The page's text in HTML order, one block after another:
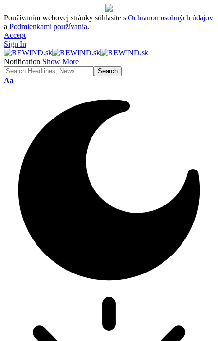
Používaním webovej stránky súhlasíte s Ochranou osobných údajov
a Podmienkami používania.
Accept
Sign In
Notification Show More
Font
Aa